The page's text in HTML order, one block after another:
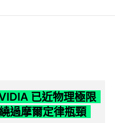
已近物理極限
過摩爾定律瓶頸